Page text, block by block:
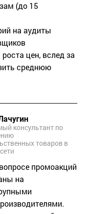
(до 15
на аудиты
цен, вслед за
среднюю
консультант по
товаров в
промоакций
на